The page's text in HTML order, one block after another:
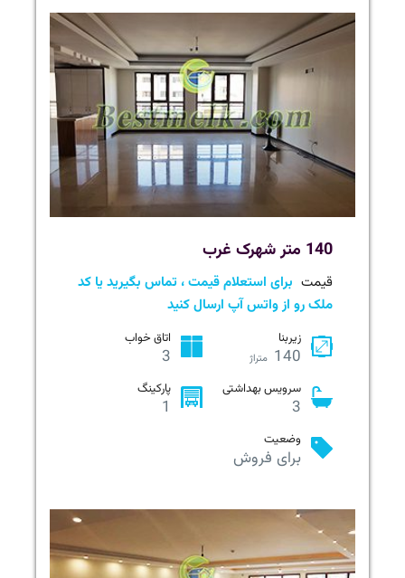
140 متر شهرک غرب
قیمت برای استعلام قیمت ، تماس بگیرید یا کد
ملک رو از واتس آپ ارسال کنید
زیربنا
140 متراژ
اتاق خواب
3
سرویس بهداشتی
3
پارکینگ
1
وضعیت
برای فروش